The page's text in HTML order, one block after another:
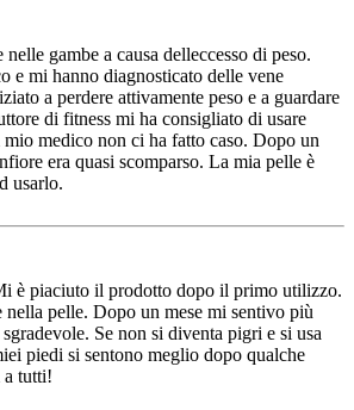
gambe a causa delleccesso di peso.
e mi hanno diagnosticato delle vene
a perdere attivamente peso e a guardare
di fitness mi ha consigliato di usare
medico non ci ha fatto caso. Dopo un
era quasi scomparso. La mia pelle è
usarlo.
è piaciuto il prodotto dopo il primo utilizzo.
nella pelle. Dopo un mese mi sentivo più
Se non si diventa pigri e si usa
piedi si sentono meglio dopo qualche
a tutti!